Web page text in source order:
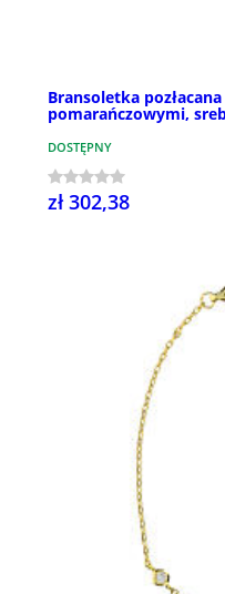
Bransoletka
pomarańczowymi,
DOSTĘPNY
zł 302,38